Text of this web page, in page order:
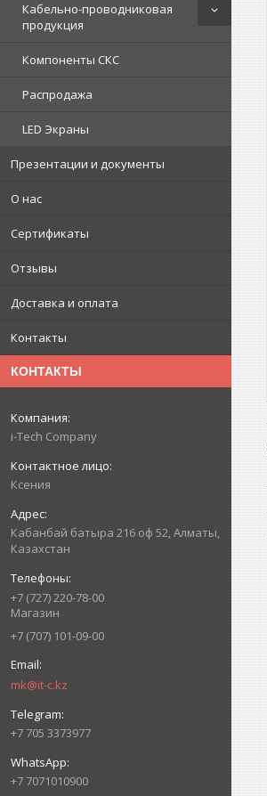
Кабельно-проводниковая
продукция
Компоненты СКС
Распродажа
LED Экраны
Презентации и документы
О нас
Сертификаты
Отзывы
Доставка и оплата
Контакты
КОНТАКТЫ
i-Tech Company
Ксения
Кабанбай батыра 216 оф 52, Алматы,
Казахстан
+7 (727) 220-78-00
Магазин
+7 (707) 101-09-00
mk@it-c.kz
+7 705 3373977
+7 7071010900